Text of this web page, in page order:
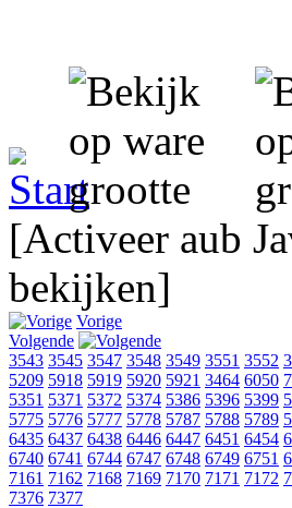
[Activeer aub
bekijken]
Vorige
Volgende
3543 3545 3547 3548 3549 3551 3552
5209 5918 5919 5920 5921 3464 6050
5351 5371 5372 5374 5386 5396 5399
5775 5776 5777 5778 5787 5788 5789
6435 6437 6438 6446 6447 6451 6454
6740 6741 6744 6747 6748 6749 6751
7161 7162 7168 7169 7170 7171 7172
7376 7377